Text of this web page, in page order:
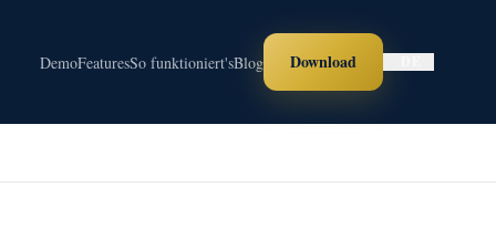
DemoFeaturesSo funktioniert'sBlog Download